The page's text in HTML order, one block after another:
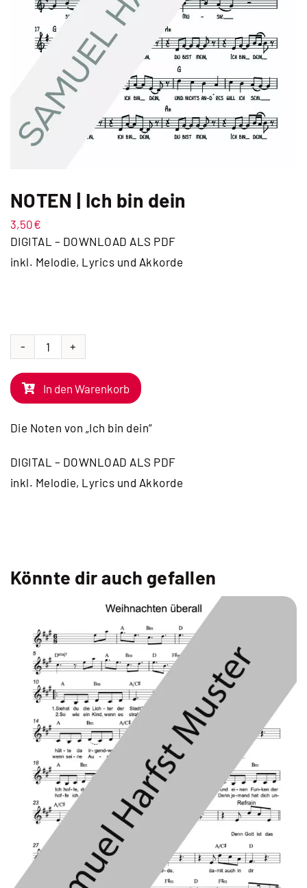
NOTEN | Ich bin dein
3,50€
DIGITAL – DOWNLOAD ALS PDF
inkl. Melodie, Lyrics und Akkorde
NOTEN
|
Ich
Menge
In den Warenkorb
Die Noten von „Ich bin dein“
DIGITAL – DOWNLOAD ALS PDF
inkl. Melodie, Lyrics und Akkorde
Könnte dir auch gefallen